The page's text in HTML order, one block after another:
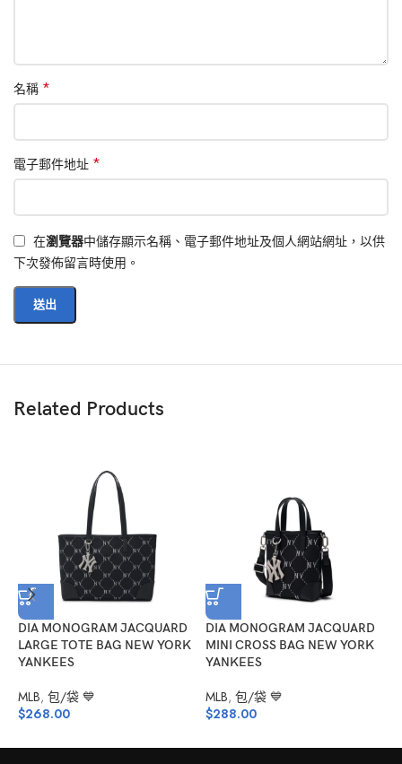
名稱 *
電子郵件地址 *
在瀏覽器中儲存顯示名稱、電子郵件地址及個人網站網址，以供
下次發佈留言時使用。
Related Products
DIA MONOGRAM JACQUARD
LARGE TOTE BAG NEW YORK
YANKEES
MLB, 包/袋 💙
$268.00
DIA MONOGRAM JACQUARD
MINI CROSS BAG NEW YORK
YANKEES
MLB, 包/袋 💙
$288.00